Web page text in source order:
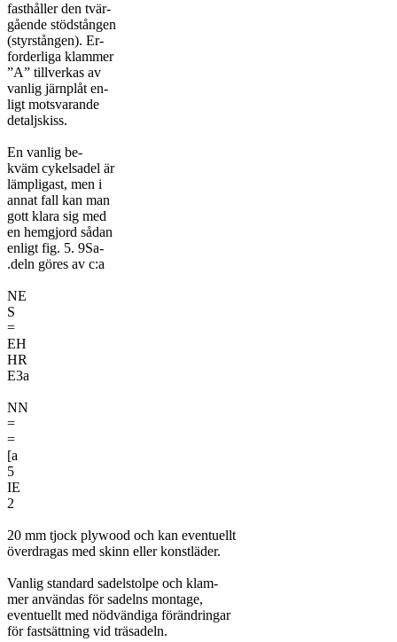
fasthåller den tvär-
gående stödstången
(styrstången). Er-
forderliga klammer
”A” tillverkas av
vanlig järnplåt en-
ligt motsvarande
detaljskiss.
En vanlig be-
kväm cykelsadel är
lämpligast, men i
annat fall kan man
gott klara sig med
en hemgjord sådan
enligt fig. 5. 9Sa-
.deln göres av c:a
NE
S
=
EH
HR
E3a
NN
=
=
[a
5
IE
2
20 mm tjock plywood och kan eventuellt
överdragas med skinn eller konstläder.
Vanlig standard sadelstolpe och klam-
mer användas för sadelns montage,
eventuellt med nödvändiga förändringar
för fastsättning vid träsadeln.